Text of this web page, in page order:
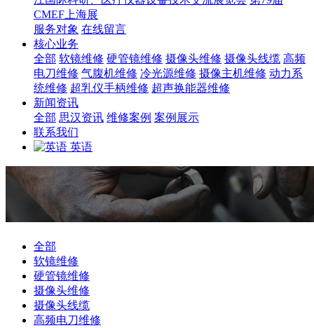
CMEF上海展
服务对象 在线留言
核心业务
全部 软镜维修 硬管镜维修 摄像头维修 摄像头线缆 高频
电刀维修 气腹机维修 冷光源维修 摄像主机维修 动力系
统维修 超乳仪手柄维修 超声换能器维修
新闻资讯
全部 思汉资讯 维修案例 案例展示
联系我们
英语
全部
软镜维修
硬管镜维修
摄像头维修
摄像头线缆
高频电刀维修